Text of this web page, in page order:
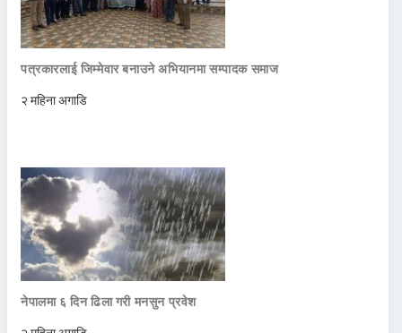
पत्रकारलाई जिम्मेवार बनाउने अभियानमा सम्पादक समाज
२ महिना अगाडि
नेपालमा ६ दिन ढिला गरी मनसुन प्रवेश